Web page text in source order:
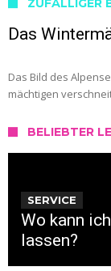
ZUFÄLLIGER
Das
Das Bild des
mächtigen
BELIEBTER
SERVICE
Wo kann
lassen?